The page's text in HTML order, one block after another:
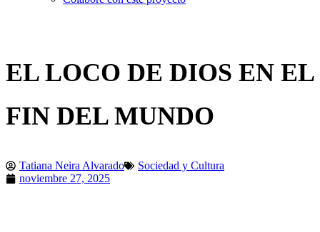
EL LOCO DE DIOS EN EL
FIN DEL MUNDO
Tatiana Neira Alvarado
Sociedad y Cultura
noviembre 27, 2025